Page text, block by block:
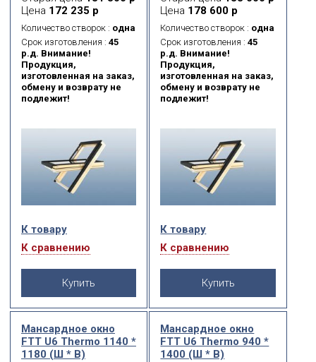
стеклопакетом. Данная
модель имеет 5 контуров
уплотнения, что
обеспечивает
максимальную
герметичность
примыкания створки к
коробке окна. Также
доступно в модификации
FTT U6 Thermo Z-Wave с
открывания. Благодаря
системе безопасности
FAKRO topSafe окна для
крыши соответствуют
самым строгим
Европейским нормам
безопасности (Европейский
стандарт EN 13049) и
самых безопасных на
Российском рынке,
согласно проведённым
Цена 172 235 р
Количество створок : одна
Срок изготовления : 45
р.д. Внимание!
Продукция,
изготовленная на заказ,
обмену и возврату не
подлежит!
К товару
К сравнению
Купить
стеклопакетом. Данная
модель имеет 5 контуров
уплотнения, что
обеспечивает
максимальную
герметичность
примыкания створки к
коробке окна. Также
доступно в модификации
FTT U6 Thermo Z-Wave с
открывания. Благодаря
системе безопасности
FAKRO topSafe окна для
крыши соответствуют
самым строгим
Европейским нормам
безопасности (Европейский
стандарт EN 13049) и
самых безопасных на
Российском рынке,
согласно проведённым
Цена 178 600 р
Количество створок : одна
Срок изготовления :45
р.д. Внимание!
Продукция,
изготовленная на заказ,
обмену и возврату не
подлежит!
К товару
К сравнению
Купить
Мансардное окно
FTT U6 Thermo 1140 *
1180 (Ш * В)
Мансардное окно
FTT U6 Thermo 940 *
1400 (Ш * В)